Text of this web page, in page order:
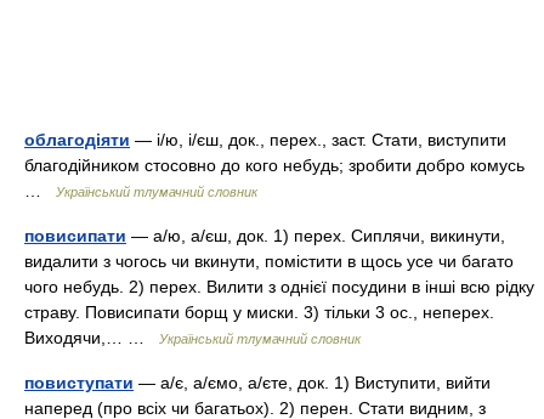
облагодіяти — і/ю, і/єш, док., перех., заст. Стати, виступити
благодійником стосовно до кого небудь; зробити добро комусь
Український тлумачний словник
повисипати — а/ю, а/єш, док. 1) перех. Сиплячи, викинути,
видалити з чогось чи вкинути, помістити в щось усе чи багато
чого небудь. 2) перех. Вилити з однієї посудини в інші всю рідку
страву. Повисипати борщ у миски. 3) тільки 3 ос., неперех.
Виходячи,… …
Український тлумачний словник
повиступати — а/є, а/ємо, а/єте, док. 1) Виступити, вийти
наперед (про всіх чи багатьох). 2) перен. Стати видним, з